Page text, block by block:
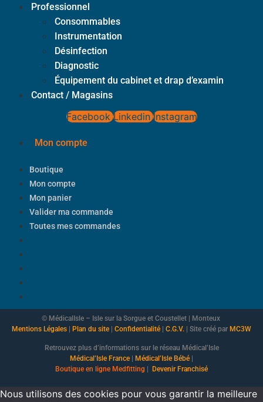
Professionnel
Consommables
Instrumentation
Désinfection
Diagnostic
Équipement du cabinet et drap d’examin
Contact / Magasins
Facebook Linkedin Instagram
Mon compte
Boutique
Mon compte
Mon panier
Valider ma commande
Toutes mes commandes
© MédicalIsle – Isle sur la Sorgue et Coustellet | Monteux
Mentions Légales | Plan du site | Confidentialité | C.G.V. | Site créé par MC3W
Retrouvez plus d’informations sur le réseau Médical’Isle
Médical’Isle France
Médical’Isle Bébé
Boutique en ligne Medfitting Devenir Franchisé
Nous utilisons des cookies pour vous garantir la meilleure